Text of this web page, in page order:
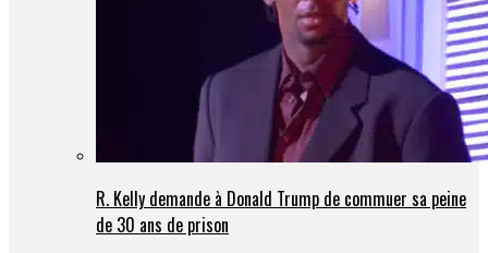
R. Kelly demande à Donald Trump de commuer sa peine
de 30 ans de prison